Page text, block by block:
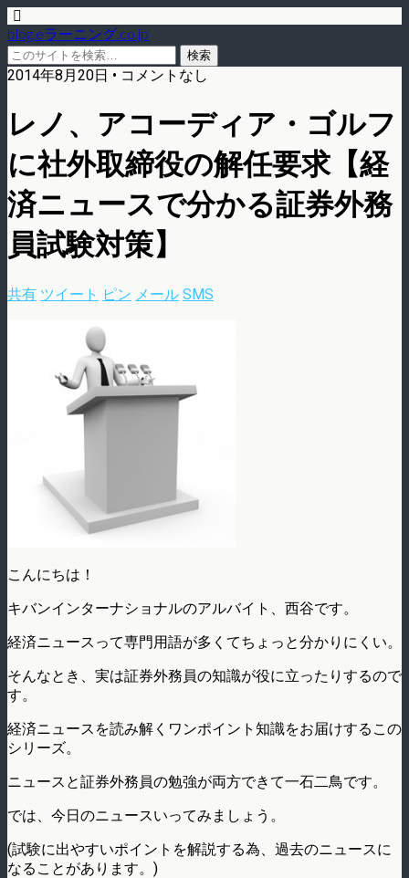
blog.eラーニング.co.jp
2014年8月20日 • コメントなし
レノ、アコーディア・ゴルフ
に社外取締役の解任要求【経
済ニュースで分かる証券外務
員試験対策】
共有 ツイート ピン メール SMS
こんにちは！
キバンインターナショナルのアルバイト、西谷です。
経済ニュースって専門用語が多くてちょっと分かりにくい。
そんなとき、実は証券外務員の知識が役に立ったりするので
す。
経済ニュースを読み解くワンポイント知識をお届けするこの
シリーズ。
ニュースと証券外務員の勉強が両方できて一石二鳥です。
では、今日のニュースいってみましょう。
(試験に出やすいポイントを解説する為、過去のニュースに
なることがあります。)